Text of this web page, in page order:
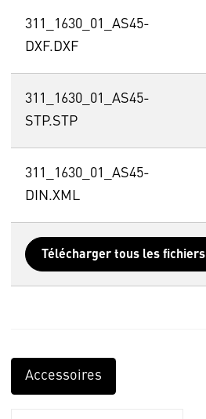
311_1630_01_AS45-
DXF.DXF
311_1630_01_AS45-
STP.STP
311_1630_01_AS45-
DIN.XML
Télécharger tous les fichiers
Accessoires